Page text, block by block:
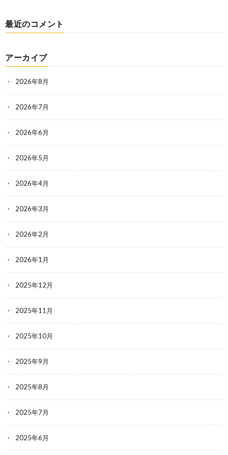
最近のコメント
アーカイブ
2026年8月
2026年7月
2026年6月
2026年5月
2026年4月
2026年3月
2026年2月
2026年1月
2025年12月
2025年11月
2025年10月
2025年9月
2025年8月
2025年7月
2025年6月